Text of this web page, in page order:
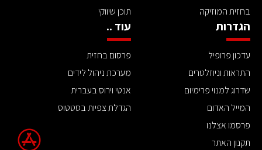
בחזית המוזיקה
תוכן שיווקי
הגדרות
עדכון פרופיל
התראות וניוזלטרים
שדרוג למנוי פרימיום
המייל האדום
פרסמו אצלנו
תקנון האתר
עוד ..
פרסום בחזית
מערכת ניהול לידים
אנטי וירוס בעברית
הגדלת צפיות בסטטוס